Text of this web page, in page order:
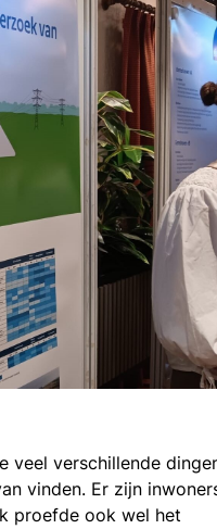
veel verschillende
vinden. Er zijn
proefde ook wel het